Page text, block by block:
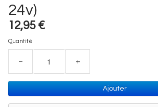
24v)
12,95 €
Quantité
− +
Ajouter